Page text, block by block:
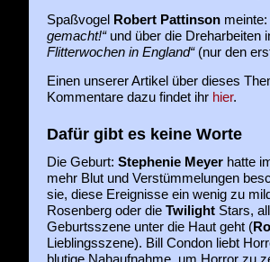
Spaßvogel
Robert Pattinsonmeinte:
gemacht!“und über die Dreharbeiten
Flitterwochen in England“(nur den
Einen unserer Artikel über dieses
Kommentare dazu findet ihr hier.
Dafür gibt es keine Worte
Die Geburt: Stephenie Meyerhatte
mehr Blut und Verstümmelungen
sie, diese Ereignisse ein wenig zu
Rosenberg oder die Twilight Stars,
Geburtsszene unter die Haut geht (
Lieblingsszene). Bill Condon liebt